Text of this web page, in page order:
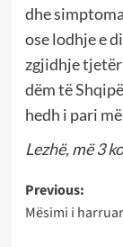
dhe
ose lodhje e
zgjidhje tjetër
dëm të
hedh i pari
Lezhë, më 3
Post
Previous:
Mësimi i